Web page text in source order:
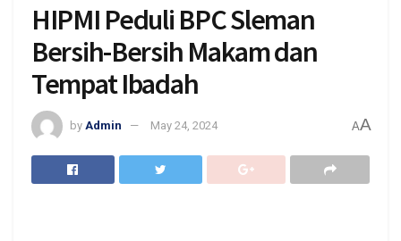
HIPMI Peduli BPC Sleman
Bersih-Bersih Makam dan
Tempat Ibadah
by Admin May 24, 2024 AA